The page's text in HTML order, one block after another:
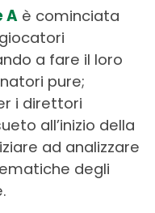
Aè cominciata
a fare il loro
pure;
i direttori
all’inizio della
ad analizzare
degli